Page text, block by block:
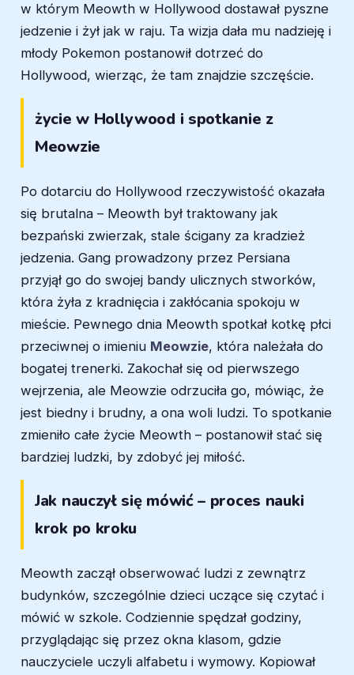
w którym Meowth w Hollywood dostawał pyszne
jedzenie i żył jak w raju. Ta wizja dała mu nadzieję i
młody Pokemon postanowił dotrzeć do
Hollywood, wierząc, że tam znajdzie szczęście.
życie w Hollywood i spotkanie z
Meowzie
Po dotarciu do Hollywood rzeczywistość okazała
się brutalna – Meowth był traktowany jak
bezpański zwierzak, stale ścigany za kradzież
jedzenia. Gang prowadzony przez Persiana
przyjął go do swojej bandy ulicznych stworków,
która żyła z kradnięcia i zakłócania spokoju w
mieście. Pewnego dnia Meowth spotkał kotkę płci
przeciwnej o imieniu Meowzie, która należała do
bogatej trenerki. Zakochał się od pierwszego
wejrzenia, ale Meowzie odrzuciła go, mówiąc, że
jest biedny i brudny, a ona woli ludzi. To spotkanie
zmieniło całe życie Meowth – postanowił stać się
bardziej ludzki, by zdobyć jej miłość.
Jak nauczył się mówić – proces nauki
krok po kroku
Meowth zaczął obserwować ludzi z zewnątrz
budynków, szczególnie dzieci uczące się czytać i
mówić w szkole. Codziennie spędzał godziny,
przyglądając się przez okna klasom, gdzie
nauczyciele uczyli alfabetu i wymowy. Kopiował